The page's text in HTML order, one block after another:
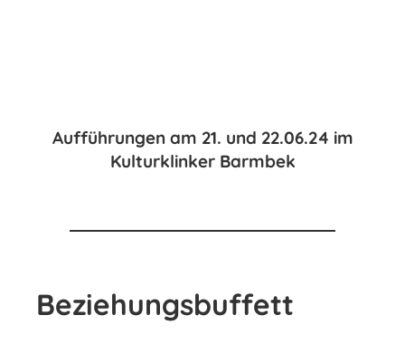
Aufführungen am 21. und 22.06.24 im
Kulturklinker Barmbek
Beziehungsbuffett